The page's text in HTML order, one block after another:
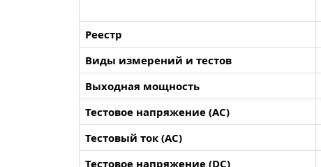
Реестр
Виды измерений и тестов
Выходная мощность
Тестовое напряжение (AC)
Тестовый ток (AC)
Тестовое напряжение (DC)